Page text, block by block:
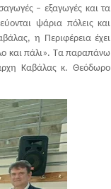
– εξαγωγές και τα
ψάρια πόλεις και
η Περιφέρεια έχει
και πάλι». Τα παραπάνω
Καβάλας κ. Θεόδωρο